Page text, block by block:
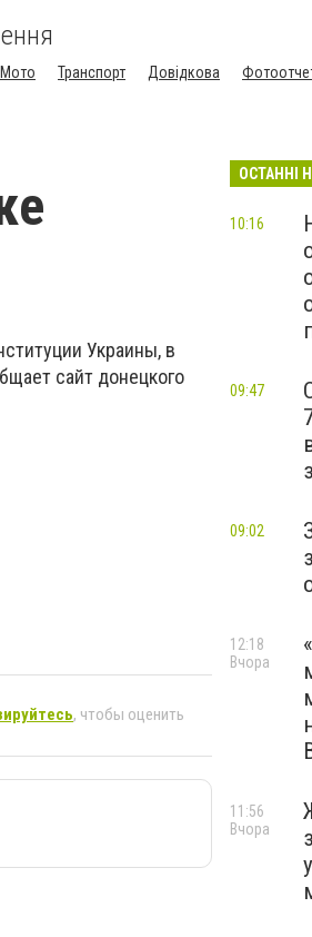
Транспорт Довідкова
Украины, в
сайт донецкого
, чтобы оценить
ОСТАННІ
10:16
09:47
09:02
12:18
Вчора
11:56
Вчора